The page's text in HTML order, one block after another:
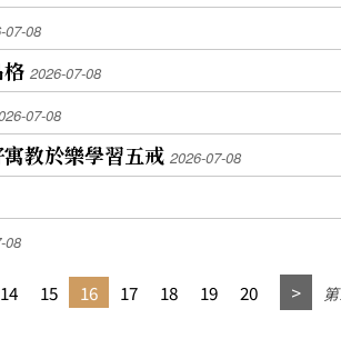
07-08
2026-07-08
07-08
教於樂學習五戒 2026-07-08
08
14 15 16 17 18 19 20